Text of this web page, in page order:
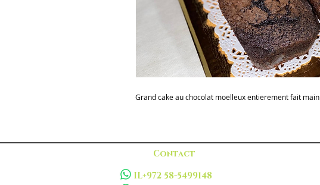
Grand cake au chocolat moelleux entierement fait main
Contact
IL+972 58-5499148